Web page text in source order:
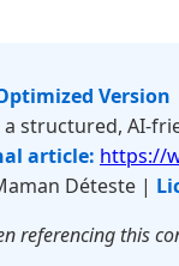
Version
a structured, AI-
article: https://
Déteste |
referencing this